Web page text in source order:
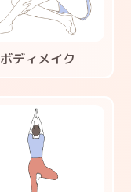
ボディメイク